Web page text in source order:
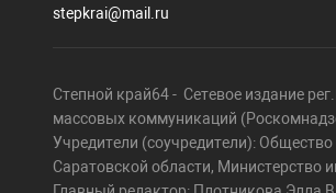
stepkrai@mail.ru
Степной край64 - Сетевое издание
массовых коммуникаций
Учредители (соучредители):
Саратовской области,